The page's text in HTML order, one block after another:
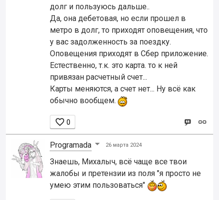
долг и пользуюсь дальше..
Да, она дебетовая, но если прошел в
метро в долг, то приходят оповещения, что
у вас задолженность за поездку.
Оповещения приходят в Сбер приложение.
Естественно, т.к. это карта. то к ней
привязан расчетный счет...
Карты меняются, а счет нет... Ну всё как
обычно вообщем.
 0
Programada 26 марта 2024
Знаешь, Михалыч, всё чаще все твои
жалобы и претензии из поля "я просто не
умею этим пользоваться"